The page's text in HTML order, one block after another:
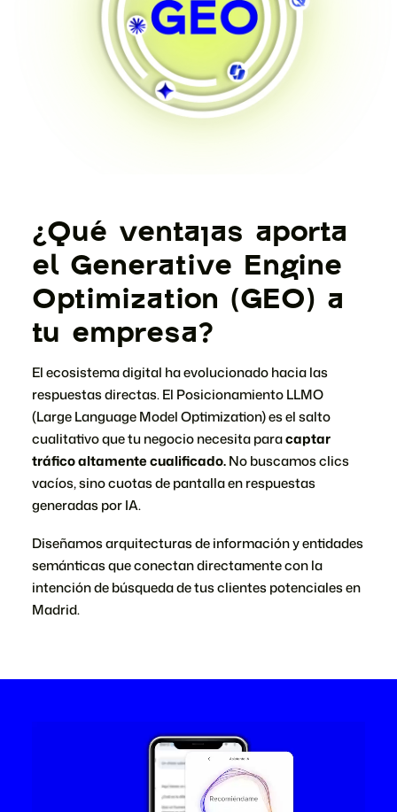
¿Qué ventajas aporta
el Generative Engine
Optimization (GEO) a
tu empresa?
El ecosistema digital ha evolucionado hacia las
respuestas directas. El Posicionamiento LLMO
(Large Language Model Optimization) es el salto
cualitativo que tu negocio necesita paracaptar
tráfico altamente cualificado.No buscamos clics
vacíos, sino cuotas de pantalla en respuestas
generadas por IA.
Diseñamos arquitecturas de información y entidades
semánticas que conectan directamente con la
intención de búsqueda de tus clientes potenciales en
Madrid.